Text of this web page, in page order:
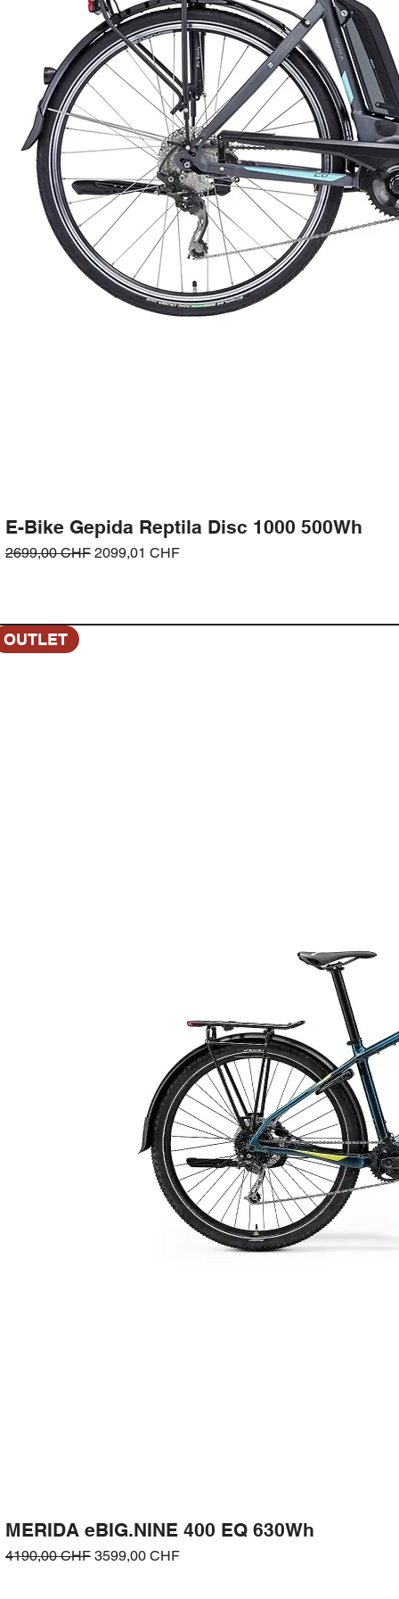
E-Bike Gepida Reptila Disc 1000 500Wh
Prezzo regolare
2699,00 CHF Prezzo scontato
2099,01 CHF
OUTLET
MERIDA eBIG.NINE 400 EQ 630Wh
Prezzo regolare
4190,00 CHF Prezzo scontato
3599,00 CHF